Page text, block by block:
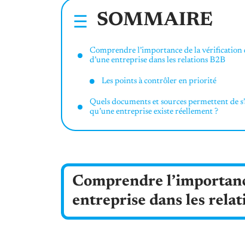
SOMMAIRE
Comprendre l’importance de la vérification
d’une entreprise dans les relations B2B
Les points à contrôler en priorité
Quels documents et sources permettent de
qu’une entreprise existe réellement ?
Comprendre
entreprise dans les